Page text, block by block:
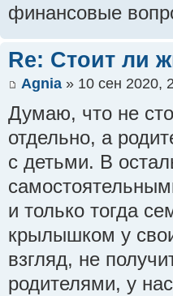
финансовые
Re: Стоит ли
Agnia » 10 сен 2020,
Думаю, что не
отдельно, а
с детьми. В
и только тогда
крылышком у
взгляд, не
родителями, у